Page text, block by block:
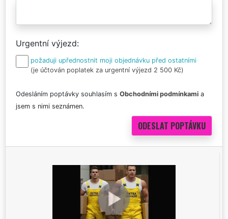
Urgentní výjezd
požaduji upřednostnit moji objednávku před ostatními
(je účtován poplatek za urgentní výjezd 2 500 Kč)
Odesláním poptávky souhlasím s Obchodními podmínkami a
jsem s nimi seznámen.